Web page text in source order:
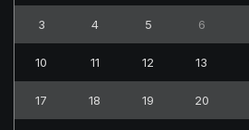
3 4 5 6
10 11 12 13
17 18 19 20